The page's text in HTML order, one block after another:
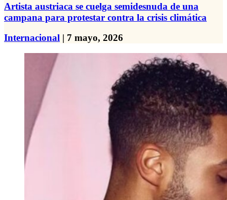
Artista austriaca se cuelga semidesnuda de una
campana para protestar contra la crisis climática
Internacional | 7 mayo, 2026